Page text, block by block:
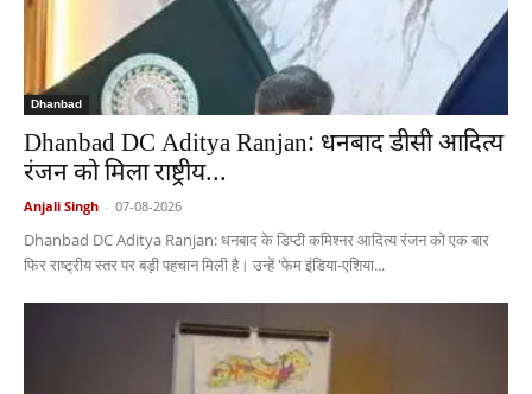
Dhanbad
Dhanbad DC Aditya Ranjan: धनबाद डीसी आदित्य
रंजन को मिला राष्ट्रीय...
Anjali Singh - 07-08-2026
Dhanbad DC Aditya Ranjan: धनबाद के डिप्टी कमिश्नर आदित्य रंजन को एक बार
फिर राष्ट्रीय स्तर पर बड़ी पहचान मिली है। उन्हें 'फेम इंडिया-एशिया...